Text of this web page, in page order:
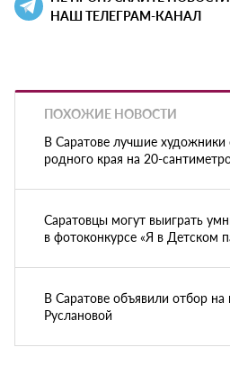
НАШ ТЕЛЕГРАМ-КАНАЛ
ПОХОЖИЕ НОВОСТИ
В Саратове лучшие художники
родного края на 20-
Саратовцы могут выиграть
в фотоконкурсе «Я в Детском
В Саратове объявили отбор
Руслановой